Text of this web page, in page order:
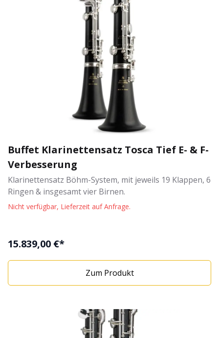
Buffet Klarinettensatz Tosca Tief E- & F-
Verbesserung
Klarinettensatz Böhm-System, mit jeweils 19 Klappen, 6
Ringen & insgesamt vier Birnen.
Nicht verfügbar, Lieferzeit auf Anfrage.
15.839,00 €*
Zum Produkt